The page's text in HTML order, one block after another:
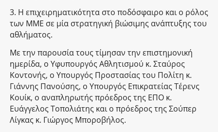
3. Η επιχειρηματικότητα στο ποδόσφαιρο και ο ρόλος
των ΜΜΕ σε μία στρατηγική βιώσιμης ανάπτυξης του
αθλήματος.
Με την παρουσία τους τίμησαν την επιστημονική
ημερίδα, ο Υφυπουργός Αθλητισμού κ. Σταύρος
Κοντονής, ο Υπουργός Προστασίας του Πολίτη κ.
Γιάννης Πανούσης, ο Υπουργός Επικρατείας Τέρενς
Κουίκ, ο αναπληρωτής πρόεδρος της ΕΠΟ κ.
Ευάγγελος Τοπολιάτης και ο πρόεδρος της Σούπερ
Λίγκας κ. Γιώργος Μποροβήλος.